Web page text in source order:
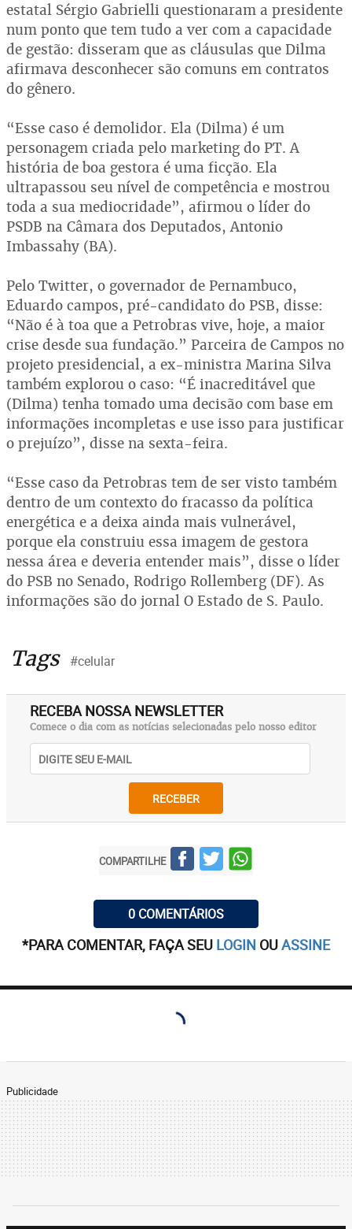
estatal Sérgio Gabrielli questionaram a presidente
num ponto que tem tudo a ver com a capacidade
de gestão: disseram que as cláusulas que Dilma
afirmava desconhecer são comuns em contratos
do gênero.
“Esse caso é demolidor. Ela (Dilma) é um
personagem criada pelo marketing do PT. A
história de boa gestora é uma ficção. Ela
ultrapassou seu nível de competência e mostrou
toda a sua mediocridade”, afirmou o líder do
PSDB na Câmara dos Deputados, Antonio
Imbassahy (BA).
Pelo Twitter, o governador de Pernambuco,
Eduardo campos, pré-candidato do PSB, disse:
“Não é à toa que a Petrobras vive, hoje, a maior
crise desde sua fundação.” Parceira de Campos no
projeto presidencial, a ex-ministra Marina Silva
também explorou o caso: “É inacreditável que
(Dilma) tenha tomado uma decisão com base em
informações incompletas e use isso para justificar
o prejuízo”, disse na sexta-feira.
“Esse caso da Petrobras tem de ser visto também
dentro de um contexto do fracasso da política
energética e a deixa ainda mais vulnerável,
porque ela construiu essa imagem de gestora
nessa área e deveria entender mais”, disse o líder
do PSB no Senado, Rodrigo Rollemberg (DF). As
informações são do jornal O Estado de S. Paulo.
Tags #celular
RECEBA NOSSA NEWSLETTER
Comece o dia com as notícias selecionadas pelo nosso editor
RECEBER
COMPARTILHE
0 COMENTÁRIOS
*PARA COMENTAR, FAÇA SEU LOGIN OUASSINE
Publicidade